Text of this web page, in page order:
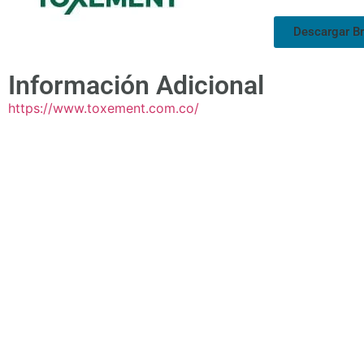
Descargar
Información Adicional
https://www.toxement.com.co/